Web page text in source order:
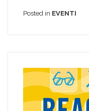
Posted in EVENTI